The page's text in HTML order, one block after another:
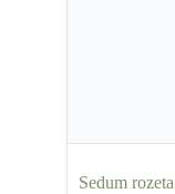
Sedum rozeta